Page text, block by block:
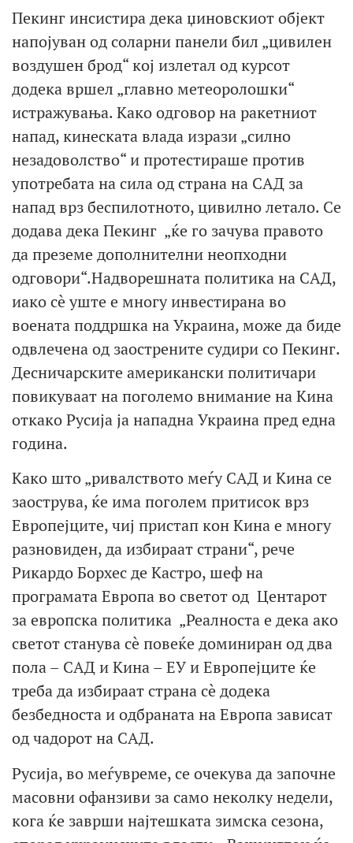
Пекинг инсистира дека џиновскиот објект
напојуван од соларни панели бил „цивилен
воздушен брод“ кој излетал од курсот
додека вршел „главно метеоролошки“
истражувања. Како одговор на ракетниот
напад, кинеската влада изрази „силно
незадоволство“ и протестираше против
употребата на сила од страна на САД за
напад врз беспилотното, цивилно летало. Се
додава дека Пекинг „ќе го зачува правото
да преземе дополнителни неопходни
одговори“.Надворешната политика на САД,
иако сè уште е многу инвестирана во
воената поддршка на Украина, може да биде
одвлечена од заострените судири со Пекинг.
Десничарските американски политичари
повикуваат на поголемо внимание на Кина
откако Русија ја нападна Украина пред една
година.
Како што „ривалството меѓу САД и Кина се
заострува, ќе има поголем притисок врз
Европејците, чиј пристап кон Кина е многу
разновиден, да избираат страни“, рече
Рикардо Борхес де Кастро, шеф на
програмата Европа во светот од Центарот
за европска политика „Реалноста е дека ако
светот станува сè повеќе доминиран од два
пола – САД и Кина – ЕУ и Европејците ќе
треба да избираат страна сè додека
безбедноста и одбраната на Европа зависат
од чадорот на САД.
Русија, во меѓувреме, се очекува да започне
масовни офанзиви за само неколку недели,
кога ќе заврши најтешката зимска сезона,